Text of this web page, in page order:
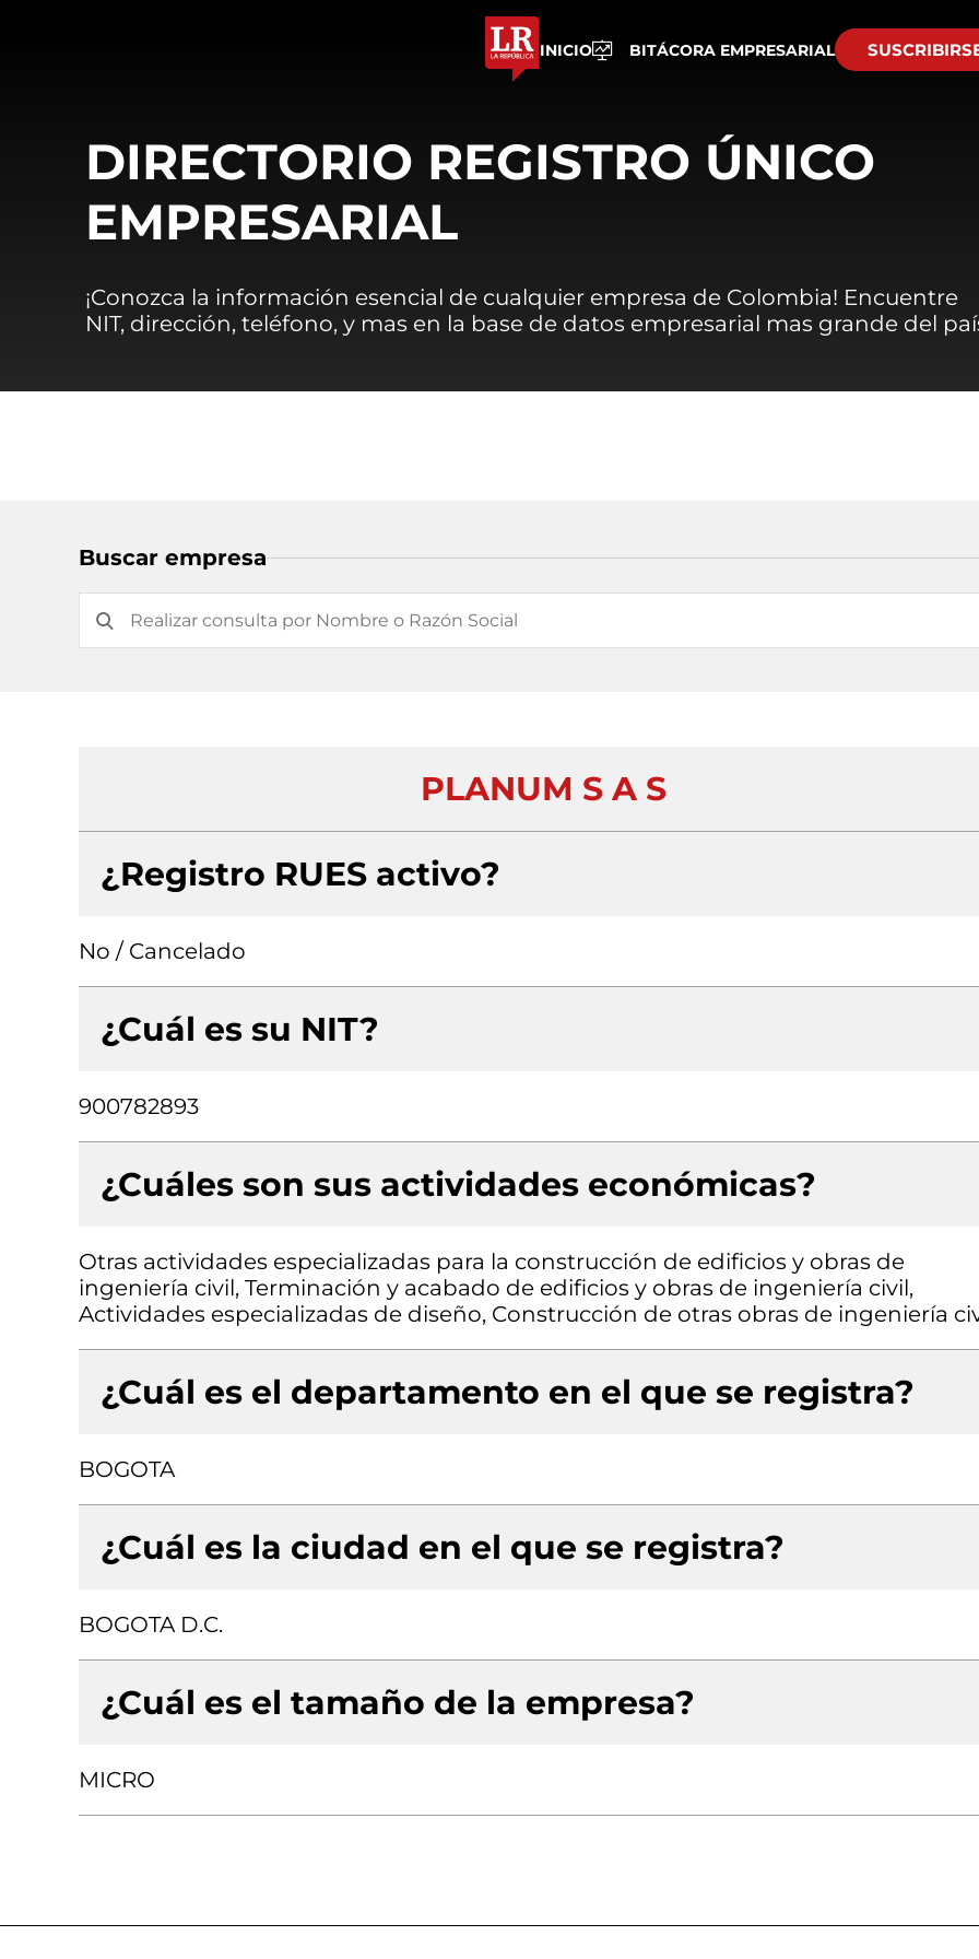
INICIO BITÁCORA EMPRESARIAL
DIRECTORIO REGISTRO ÚNICO
EMPRESARIAL
¡Conozca la información esencial de cualquier empresa de Colombia! Encuentre
NIT, dirección, teléfono, y mas en la base de datos empresarial mas grande del
Buscar empresa
PLANUM S A S
¿Registro RUES activo?
No / Cancelado
¿Cuál es su NIT?
900782893
¿Cuáles son sus actividades económicas?
Otras actividades especializadas para la construcción de edificios y obras de
ingeniería civil, Terminación y acabado de edificios y obras de ingeniería civil,
Actividades especializadas de diseño, Construcción de otras obras de ingeniería
¿Cuál es el departamento en el que se registra?
BOGOTA
¿Cuál es la ciudad en el que se registra?
BOGOTA D.C.
¿Cuál es el tamaño de la empresa?
MICRO